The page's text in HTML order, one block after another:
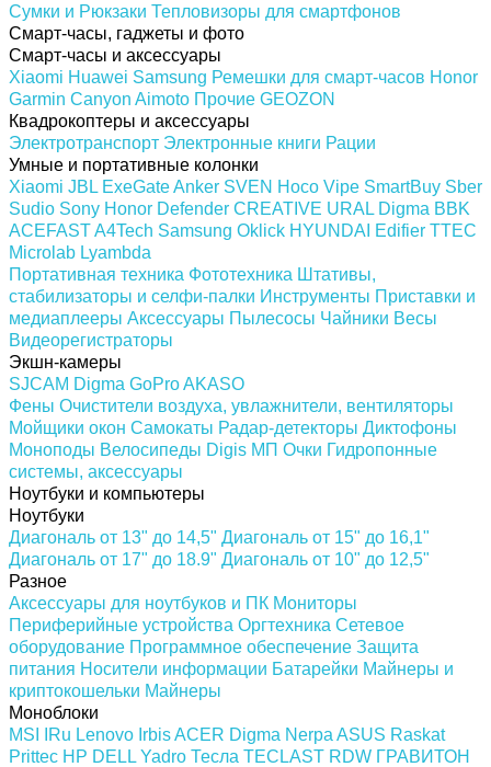
Сумки и Рюкзаки Тепловизоры для смартфонов
Смарт-часы, гаджеты и фото
Смарт-часы и аксессуары
Xiaomi Huawei Samsung Ремешки для смарт-часов Honor
Garmin Canyon Aimoto Прочие GEOZON
Квадрокоптеры и аксессуары
Электротранспорт Электронные книги Рации
Умные и портативные колонки
Xiaomi JBL ExeGateAnker SVEN Hoco Vipe SmartBuy Sber
Sudio Sony Honor Defender CREATIVE URAL Digma BBK
ACEFASTA4Tech Samsung Oklick HYUNDAI Edifier TTEC
Microlab Lyambda
Портативная техника Фототехника Штативы,
стабилизаторы и селфи-палки Инструменты Приставки и
медиаплееры Аксессуары Пылесосы Чайники Весы
Видеорегистраторы
Экшн-камеры
SJCAM Digma GoProAKASO
Фены Очистители воздуха, увлажнители, вентиляторы
Мойщики окон Самокаты Радар-детекторы Диктофоны
Моноподы Велосипеды Digis МП Очки Гидропонные
системы, аксессуары
Ноутбуки и компьютеры
Ноутбуки
Диагональ от 13" до 14,5" Диагональ от 15" до 16,1"
Диагональ от 17" до 18.9" Диагональ от 10" до 12,5"
Разное
Аксессуары для ноутбуков и ПК Мониторы
Периферийные устройства Оргтехника Сетевое
оборудование Программное обеспечение Защита
питания Носители информации Батарейки Майнеры и
криптокошельки Майнеры
Моноблоки
MSI
IRu Lenovo IrbisACER Digma Nerpa ASUS Raskat
Prittec HP DELL Yadro Тесла TECLAST RDW ГРАВИТОН